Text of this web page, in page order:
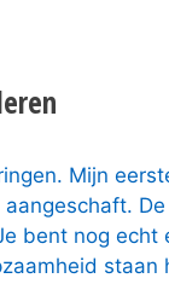
Mijn
bent nog echt
staan